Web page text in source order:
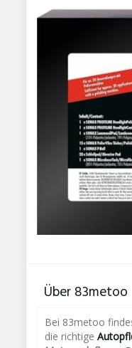
Über 83metoo
Bei 83metoo
die richtige